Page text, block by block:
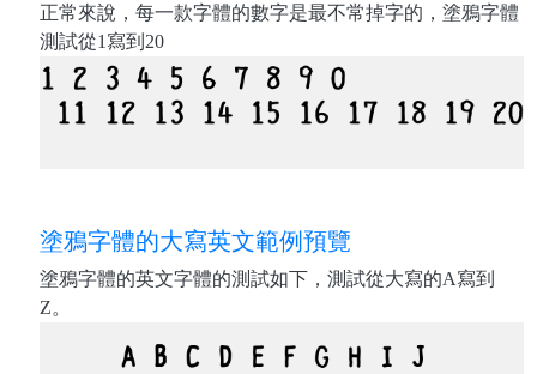
正常來說，每一款字體的數字是最不常掉字的，塗鴉字體
測試從1寫到20
塗鴉字體的大寫英文範例預覽
塗鴉字體的英文字體的測試如下，測試從大寫的A寫到
Z。